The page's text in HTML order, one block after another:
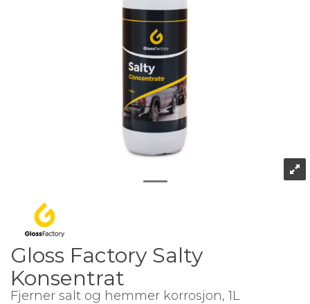
Gloss Factory Salty
Konsentrat
Fjerner salt og hemmer korrosjon, 1L